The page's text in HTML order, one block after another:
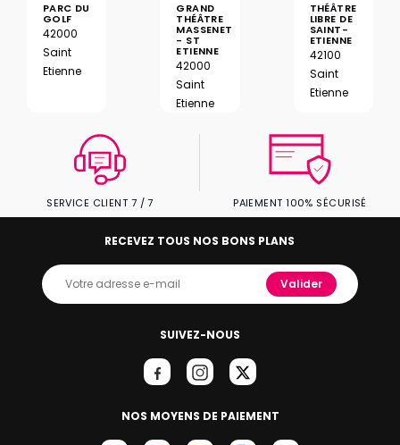
PARC DU
GOLF
42000
Saint
Etienne
GRAND
THÉÂTRE
MASSENET
- ST
ETIENNE
42000
Saint
Etienne
THÉÂTRE
LIBRE DE
SAINT-
ETIENNE
42100
Saint
Etienne
SERVICE CLIENT 7 / 7 PAIEMENT 100% SÉCURISÉ
SUIVEZ-NOUS
NOS MOYENS DE PAIEMENT
RECEVEZ TOUS NOS BONS PLANS
Valider